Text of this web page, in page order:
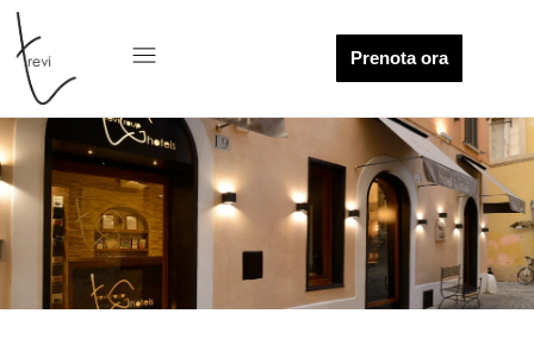
Prenota ora